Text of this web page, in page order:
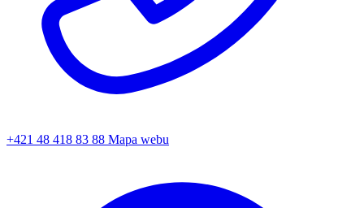
+421 48 418 83 88 Mapa webu